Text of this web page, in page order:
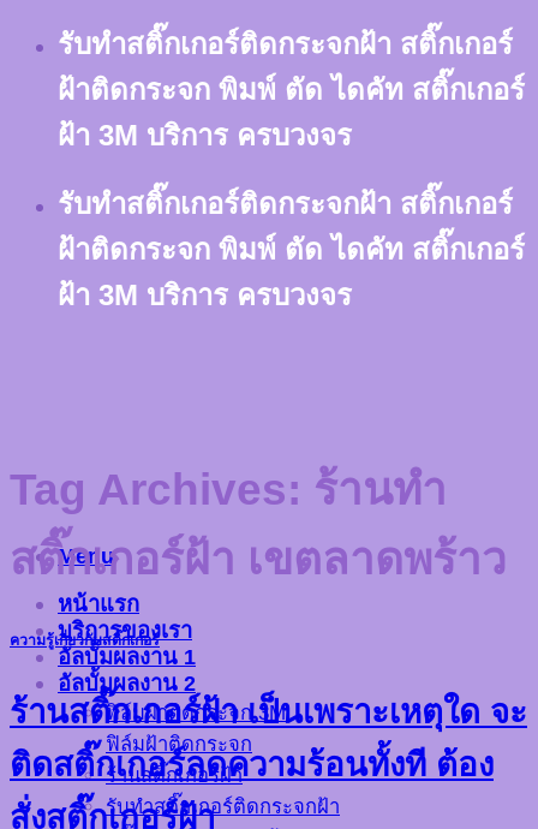
content
รับทำสติ๊กเกอร์ติดกระจกฝ้า สติ๊กเกอร์
ฝ้าติดกระจก พิมพ์ ตัด ไดคัท สติ๊กเกอร์
ฝ้า 3M บริการ ครบวงจร
รับทำสติ๊กเกอร์ติดกระจกฝ้า สติ๊กเกอร์
ฝ้าติดกระจก พิมพ์ ตัด ไดคัท สติ๊กเกอร์
ฝ้า 3M บริการ ครบวงจร
Menu
หน้าแรก
บริการของเรา
อัลบั้มผลงาน 1
อัลบั้มผลงาน 2
ฟิล์มฝ้าติดกระจก 3M
ฟิล์มฝ้าติดกระจก
ร้านสติ๊กเกอร์ฝ้า
รับทำสติ๊กเกอร์ติดกระจกฝ้า
Tag Archives: ร้านทำ
สติ๊กเกอร์ฝ้า เขตลาดพร้าว
ความรู้เกี่ยวกับสติ๊กเกอร์
ร้านสติ๊กเกอร์ฝ้า เป็นเพราะเหตุใด จะ
ติดสติ๊กเกอร์ลดความร้อนทั้งที ต้อง
สั่งสติ๊กเกอร์ฝ้า